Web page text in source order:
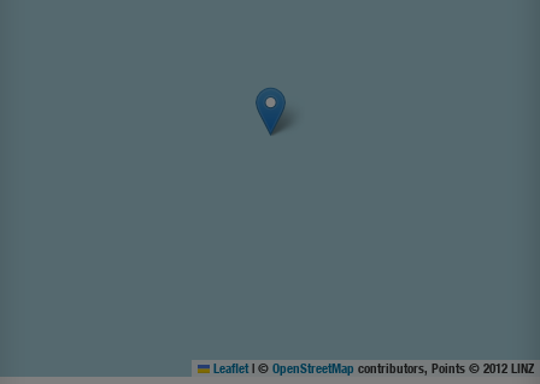
Leaflet | © OpenStreetMap contributors, Points © 2012 LINZ